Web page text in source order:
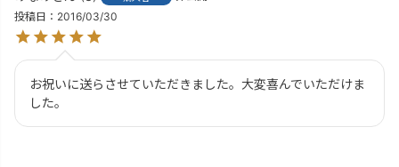
投稿日
2016/03/30
お祝いに送らさせていただきました。大変喜んでいただけま
した。